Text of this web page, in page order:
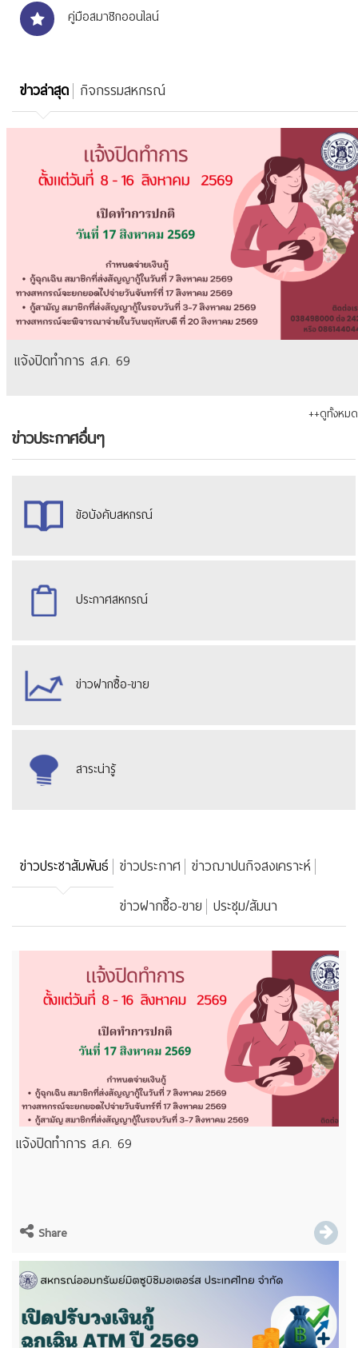
คู่มือสมาชิกออนไลน์
ข่าวล่าสุด กิจกรรมสหกรณ์
แจ้งปิดทำการ ส.ค. 69
++ดูทั้งหมด
ข่าวประกาศอื่นๆ
ข้อบังคับสหกรณ์
ประกาศสหกรณ์
ข่าวฝากซื้อ-ขาย
สาระน่ารู้
ข่าวประชาสัมพันธ์ ข่าวประกาศ ข่าวฌาปนกิจสงเคราะห์
ข่าวฝากซื้อ-ขาย ประชุม/สัมนา
แจ้งปิดทำการ ส.ค. 69
Share